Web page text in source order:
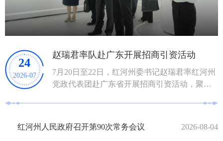
24
2026-07
赵瑞君率队赴广东开展招商引资活动
7月20日至22日，红河州委书记赵瑞君率红河州
党政代表团赴广东省开展招商引资活动，聚焦
红河州人民政府召开第90次常务会议 2026-08-04